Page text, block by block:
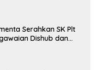
Serahkan SK Plt
Dishub dan